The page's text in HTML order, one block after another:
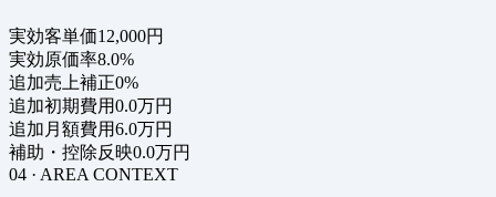
実効客単価12,000円
実効原価率8.0%
追加売上補正0%
追加初期費用0.0万円
追加月額費用6.0万円
補助・控除反映0.0万円
04 · AREA CONTEXT